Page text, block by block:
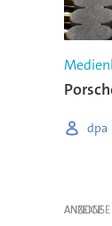
dpa
ANZEIGE